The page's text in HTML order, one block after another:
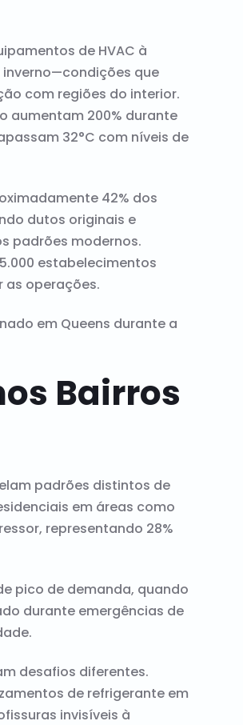
de HVAC à
que
com regiões do interior.
aumentam 200% durante
32°C com níveis de
42% dos
dutos originais e
padrões modernos.
estabelecimentos
operações.
em Queens durante a
Bairros
padrões distintos de
em áreas como
representando 28%
pico de demanda, quando
durante emergências de
desafios diferentes.
de refrigerante em
invisíveis à